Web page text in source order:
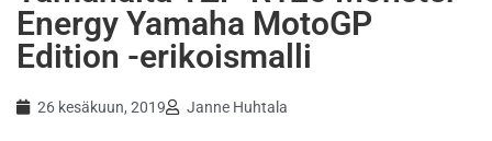
Energy Yamaha MotoGP
Edition -erikoismalli
26 kesäkuun, 2019 Janne Huhtala